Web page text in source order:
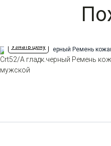
Узнать цену
Crt52/A гладк.черный Ремень
мужской